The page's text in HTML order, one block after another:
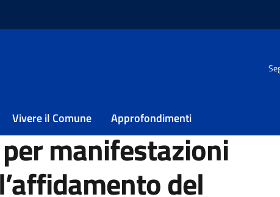
Vivere il Comune Approfondimenti
per l’affidamento del servizio di supporto all’attivazione e
manifestazioni
del